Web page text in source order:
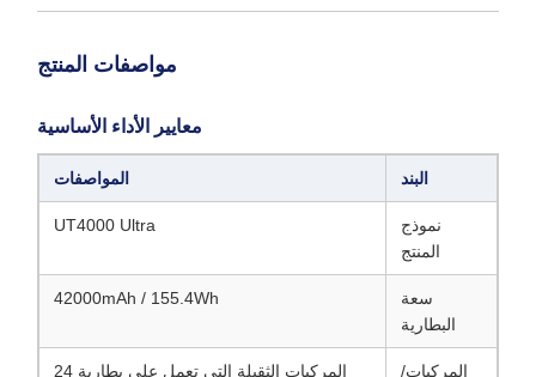
مواصفات المنتج
معايير الأداء الأساسية
البند المواصفات
نموذج
المنتج
UT4000 Ultra
سعة
البطارية
42000mAh / 155.4Wh
المركبات/ المركبات الثقيلة التي تعمل على بطارية 24